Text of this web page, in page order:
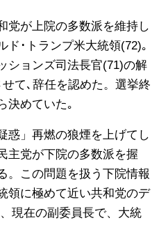
が上院の多数派を維持し
ド･トランプ米大統領(72)｡
ションズ司法長官(71)の解
て､辞任を認めた。選挙終
決めていた｡
」再燃の狼煙を上げてし
主党が下院の多数派を握
。この問題を扱う下院情報
領に極めて近い共和党のデ
現在の副委員長で、大統